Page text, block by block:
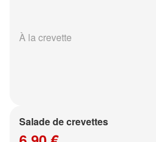
À la crevette
Salade de crevettes